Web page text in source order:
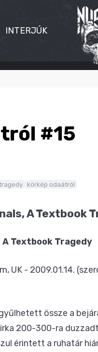
INTERJÚK
#15
körkép odaátról
A Textbook
Textbook Tragedy
UK - 2009.01.14.
össze a
200-300-ra
érintett a ruhatár